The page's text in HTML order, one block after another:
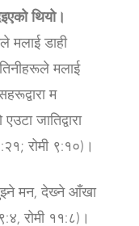
थियो।
मलाई डाही
तिनीहरूले मलाई
म
जातिद्वारा
रोमी ९:१०)।
मन, देख्‍ने आँखा
रोमी ११:८)।